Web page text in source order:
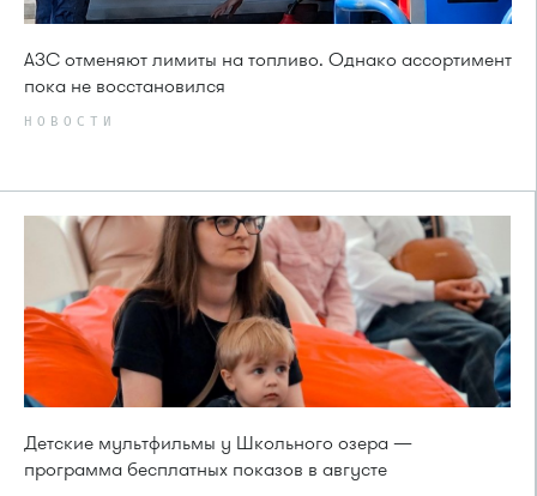
АЗС отменяют лимиты на топливо. Однако ассортимент
пока не восстановился
НОВОСТИ
Детские мультфильмы у Школьного озера —
программа бесплатных показов в августе